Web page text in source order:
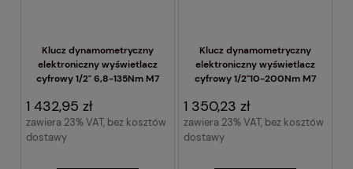
Klucz dynamometryczny
elektroniczny wyświetlacz
cyfrowy 1/2" 6,8-135Nm M7
1 432,95 zł
zawiera 23% VAT, bez kosztów
dostawy
Klucz dynamometryczny
elektroniczny wyświetlacz
cyfrowy 1/2"10-200Nm M7
1 350,23 zł
zawiera 23% VAT, bez kosztów
dostawy